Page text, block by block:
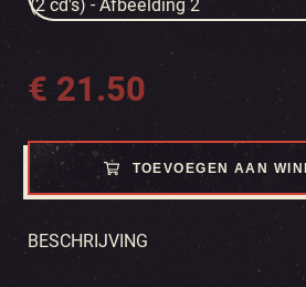
€ 21.50
TOEVOEGEN AAN
BESCHRIJVING